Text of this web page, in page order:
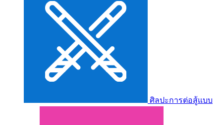
ศิลปะการต่อสู้แบบ